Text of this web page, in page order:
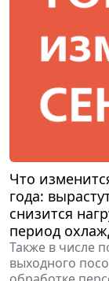
Что
года:
снизится
период
Также в числе
выходного